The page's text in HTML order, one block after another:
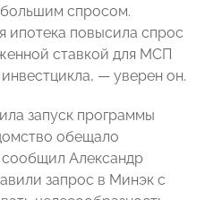
спросом.
ипотека повысила спрос
ставкой для МСП
— уверен он.
запуск программы
обещало
Александр
запрос в Минэк с